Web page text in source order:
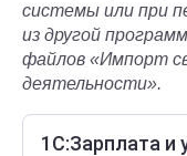
системы или при
из другой
файлов «Импорт
деятельности».
1С:Зарплата и